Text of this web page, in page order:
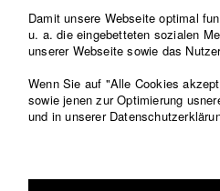
Damit unsere Webseite optimal
u. a. die eingebetteten sozialen
unserer Webseite sowie das
Wenn Sie auf "Alle Cookies
sowie jenen zur Optimierung
und in unserer